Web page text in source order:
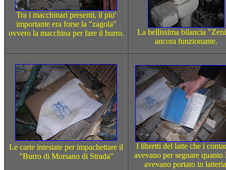
Tra i macchinari presenti, il piu'
importante era forse la "zagola"
ovvero la macchina per fare il burro.
La bellissima bilancia
ancora funzionante.
Le carte intestate per impachettare il
"Burro di Morsano di Strada"
I libretti del latte che i
avevano per segnare quanto
avevano portato in